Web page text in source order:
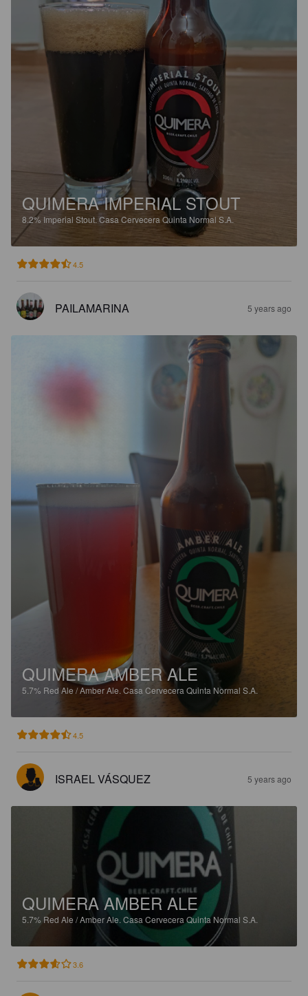
QUIMERA IMPERIAL STOUT
8.2% Imperial Stout. Casa Cervecera Quinta Normal S.A.
4.5
PAILAMARINA 5 years ago
QUIMERA AMBER ALE
5.7% Red Ale / Amber Ale. Casa Cervecera Quinta Normal S.A.
4.5
ISRAEL VÁSQUEZ 5 years ago
QUIMERA AMBER ALE
5.7% Red Ale / Amber Ale. Casa Cervecera Quinta Normal S.A.
3.6